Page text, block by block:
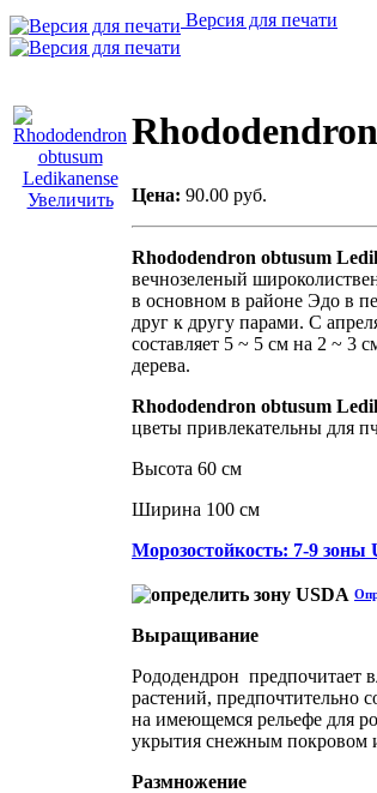
Версия для печати
Увеличить Цена: 90.00 руб.
Rhododendron obtusum
вечнозеленый
в основном в районе Эдо в
друг к другу парами. С
составляет 5 ~ 5 см на 2 ~ 3
дерева.
Rhododendron obtusum
цветы привлекательны для
Высота 60 см
Ширина 100 см
Морозостойкость: 7-9 зоны
Выращивание
Рододендрон предпочитает
растений, предпочтительно
на имеющемся рельефе для
укрытия снежным покровом
Размножение